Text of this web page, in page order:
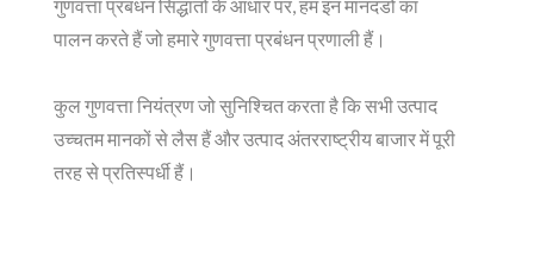
गुणवत्ता प्रबंधन सिद्धांतों के आधार पर, हम इन मानदंडों का
पालन करते हैं जो हमारे गुणवत्ता प्रबंधन प्रणाली हैं।
कुल गुणवत्ता नियंत्रण जो सुनिश्चित करता है कि सभी उत्पाद
उच्चतम मानकों से लैस हैं और उत्पाद अंतरराष्ट्रीय बाजार में पूरी
तरह से प्रतिस्पर्धी हैं।